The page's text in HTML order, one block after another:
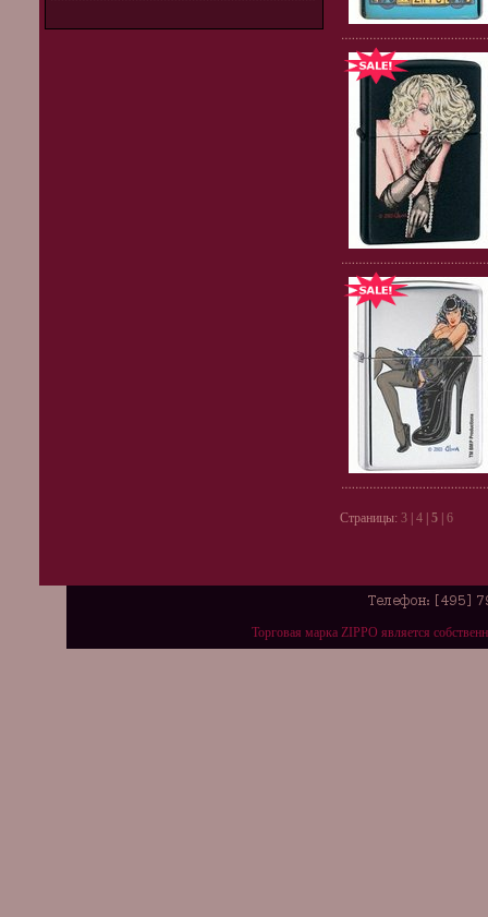
Страницы: 3 4 5 6
Торговая марка ZIPPO является